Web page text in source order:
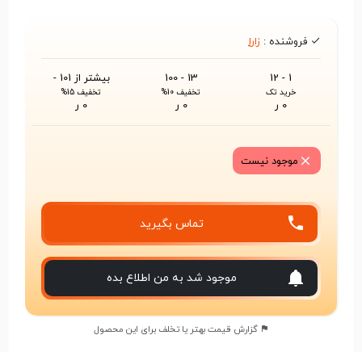
فروشنده :زارا
1 - 12
خرید تک
0 ر
13 - 100
تخفیف 10%
0 ر
بیشتر از 101 -
تخفیف 15%
0 ر
موجود نیست
تماس بگیرید
موجود شد به من اطلاع بده
گزارش قیمت بهتر یا تخلف برای این محصول